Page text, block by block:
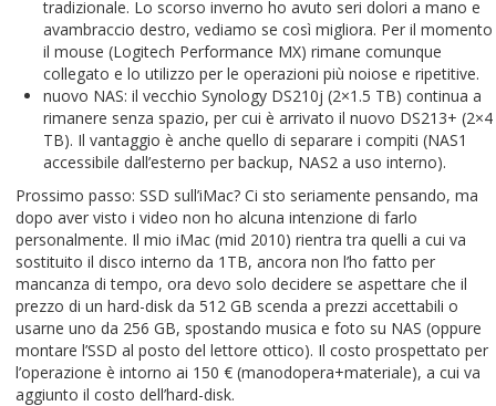
tradizionale. Lo scorso inverno ho avuto seri dolori a mano e
avambraccio destro, vediamo se così migliora. Per il momento
il mouse (Logitech Performance MX) rimane comunque
collegato e lo utilizzo per le operazioni più noiose e ripetitive.
nuovo NAS: il vecchio Synology DS210j (2×1.5 TB) continua a
rimanere senza spazio, per cui è arrivato il nuovo DS213+ (2×4
TB). Il vantaggio è anche quello di separare i compiti (NAS1
accessibile dall’esterno per backup, NAS2 a uso interno).
Prossimo passo: SSD sull’iMac? Ci sto seriamente pensando, ma
dopo aver visto i video non ho alcuna intenzione di farlo
personalmente. Il mio iMac (mid 2010) rientra tra quelli a cui va
sostituito il disco interno da 1TB, ancora non l’ho fatto per
mancanza di tempo, ora devo solo decidere se aspettare che il
prezzo di un hard-disk da 512 GB scenda a prezzi accettabili o
usarne uno da 256 GB, spostando musica e foto su NAS (oppure
montare l’SSD al posto del lettore ottico). Il costo prospettato per
l’operazione è intorno ai 150 € (manodopera+materiale), a cui va
aggiunto il costo dell’hard-disk.